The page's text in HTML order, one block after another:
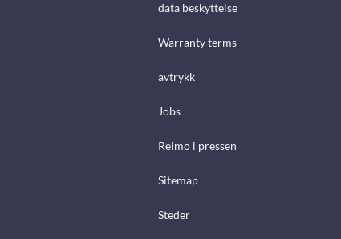
data beskyttelse
Warranty terms
avtrykk
Jobs
Reimo i pressen
Sitemap
Steder